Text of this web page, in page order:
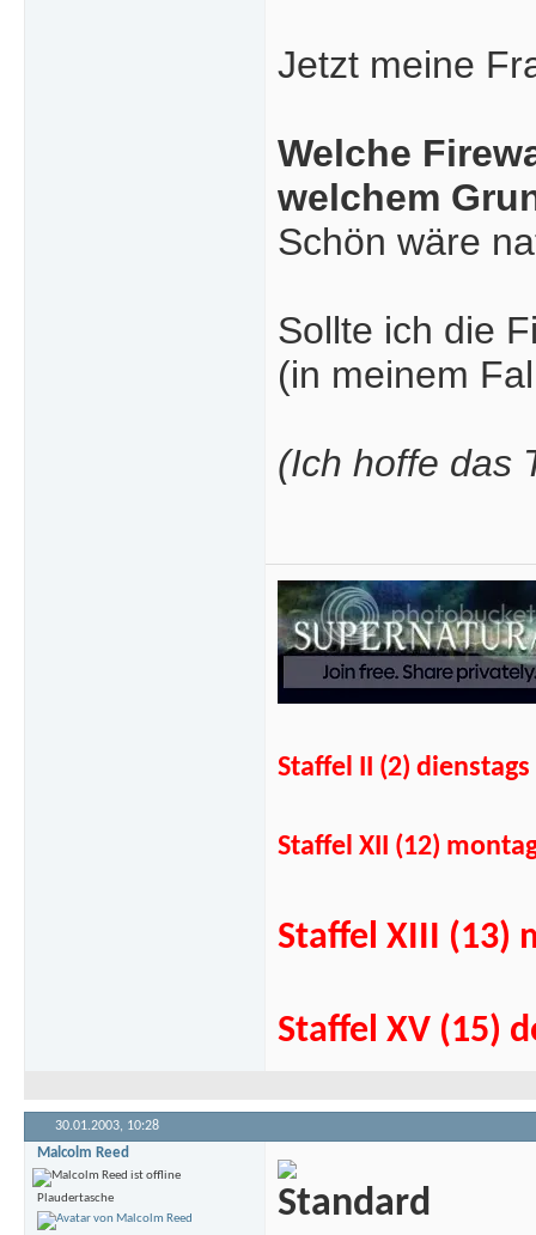
Jetzt meine
Welche
welchem
Schön wäre
Sollte ich die
(in meinem
(Ich hoffe das
Staffel II (2)
Staffel XII (12)
Staffel XIII (13)
Staffel XV (15)
30.01.2003, 10:28
Malcolm Reed
Plaudertasche